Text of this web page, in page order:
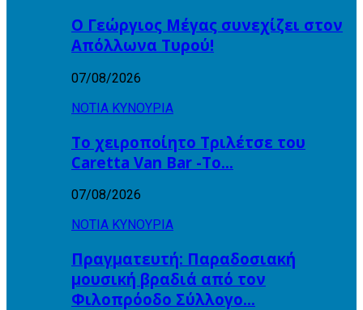
Ο Γεώργιος Μέγας συνεχίζει στον
Απόλλωνα Τυρού!
07/08/2026
ΝΟΤΙΑ ΚΥΝΟΥΡΙΑ
Το χειροποίητο Τριλέτσε του
Caretta Van Bar -Το…
07/08/2026
ΝΟΤΙΑ ΚΥΝΟΥΡΙΑ
Πραγματευτή: Παραδοσιακή
μουσική βραδιά από τον
Φιλοπρόοδο Σύλλογο…